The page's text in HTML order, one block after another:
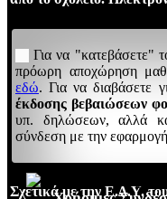
Για να "κατεβάσετε"
πρόωρη αποχώρηση
εδώ. Για να διαβάσετε
έκδοσης βεβαιώσεων
υπ. δηλώσεων, αλλά
σύνδεση με την εφαρμογή
Σχετικά με την Ε.Δ.Υ.